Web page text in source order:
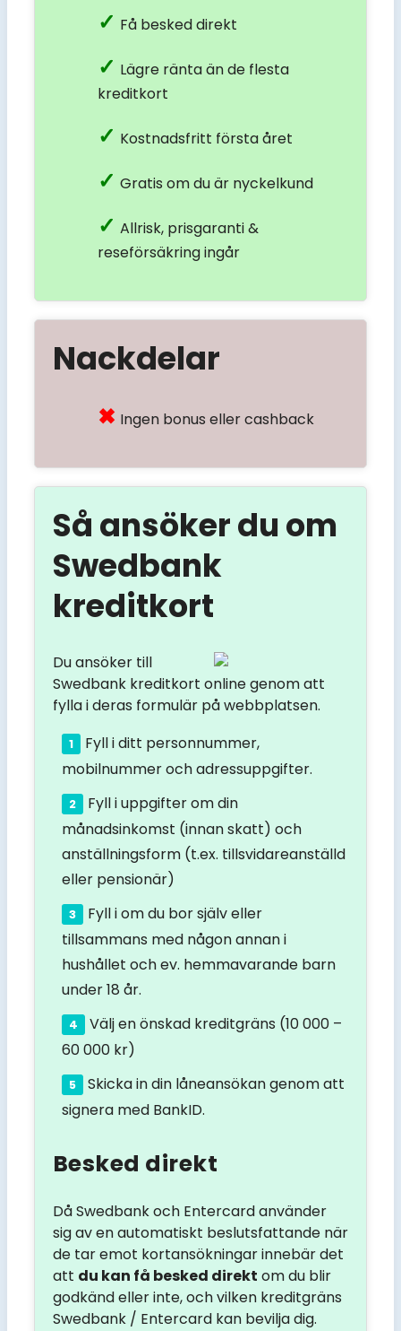
Få besked direkt
Lägre ränta än de flesta
kreditkort
Kostnadsfritt första året
Gratis om du är nyckelkund
Allrisk, prisgaranti &
reseförsäkring ingår
Nackdelar
Ingen bonus eller cashback
Så ansöker du om
Swedbank
kreditkort
Du ansöker till
Swedbank kreditkort online genom att
fylla i deras formulär på webbplatsen.
Fyll i ditt personnummer,
mobilnummer och adressuppgifter.
Fyll i uppgifter om din
månadsinkomst (innan skatt) och
anställningsform (t.ex. tillsvidareanställd
eller pensionär)
Fyll i om du bor själv eller
tillsammans med någon annan i
hushållet och ev. hemmavarande barn
under 18 år.
Välj en önskad kreditgräns (10 000 –
60 000 kr)
Skicka in din låneansökan genom att
signera med BankID.
Besked direkt
Då Swedbank och Entercard använder
sig av en automatiskt beslutsfattande när
de tar emot kortansökningar innebär det
att du kan få besked direkt om du blir
godkänd eller inte, och vilken kreditgräns
Swedbank / Entercard kan bevilja dig.